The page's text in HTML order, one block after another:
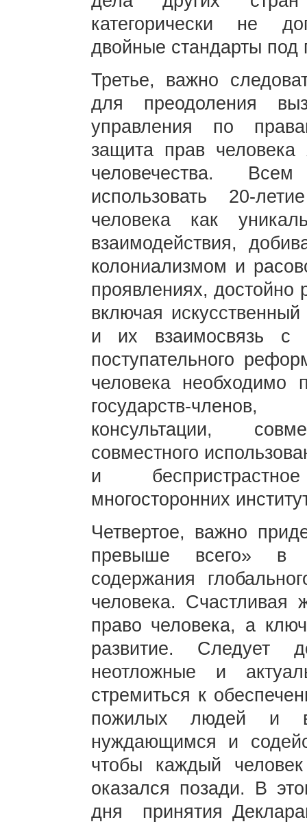
категорически не
двойные стандарты под
Третье, важно
для преодоления
управления по
защита прав
человечества.
использовать 20-
человека как
взаимодействия,
колониализмом и
проявлениях, достойно
включая
и их взаимосвязь с
поступательного
человека необходимо
государств-
консультации,
совместного
и
многосторонних
Четвертое, важно
превыше всего» в
содержания
человека.
право человека, а
развитие. Следует
неотложные и
стремиться к
пожилых людей и
нуждающимся и
чтобы каждый
оказался позади. В
дня принятия